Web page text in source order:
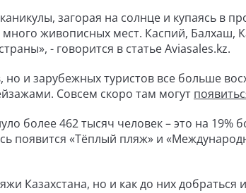
загорая на солнце и купаясь в
живописных мест. Каспий, Балхаш,
- говорится в статье Aviasales.kz.
но и зарубежных туристов все больше
Совсем скоро там могут
более 462 тысяч человек – это на 19%
появится «Тёплый пляж» и
Казахстана, но и как до них добраться